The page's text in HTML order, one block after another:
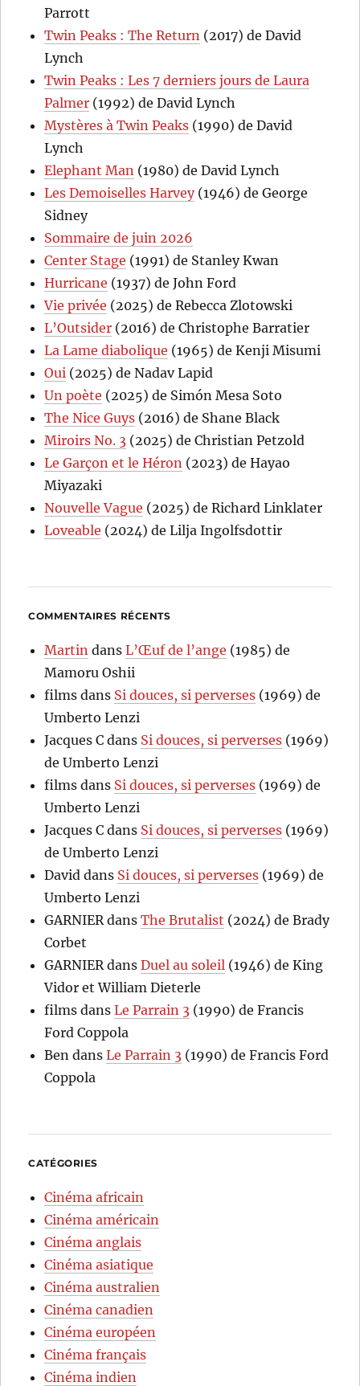
Parrott
Twin Peaks : The Return (2017) de David
Lynch
Twin Peaks : Les 7 derniers jours de Laura
Palmer (1992) de David Lynch
Mystères à Twin Peaks (1990) de David
Lynch
Elephant Man (1980) de David Lynch
Les Demoiselles Harvey(1946) de George
Sidney
Sommaire de juin 2026
Center Stage (1991) de Stanley Kwan
Hurricane (1937) de John Ford
Vie privée (2025) de Rebecca Zlotowski
L’Outsider (2016) de Christophe Barratier
La Lame diabolique (1965) de Kenji Misumi
Oui (2025) de Nadav Lapid
Un poète (2025) de Simón Mesa Soto
The Nice Guys (2016) de Shane Black
Miroirs No. 3 (2025) de Christian Petzold
Le Garçon et le Héron (2023) de Hayao
Miyazaki
Nouvelle Vague (2025) de Richard Linklater
Loveable (2024) de Lilja Ingolfsdottir
COMMENTAIRES RÉCENTS
Martin dansL’Œuf de l’ange (1985) de
Mamoru Oshii
films dans Si douces, si perverses (1969) de
Umberto Lenzi
Jacques C dans Si douces, si perverses (1969)
de Umberto Lenzi
films dans Si douces, si perverses (1969) de
Umberto Lenzi
Jacques C dans Si douces, si perverses (1969)
de Umberto Lenzi
David dans Si douces, si perverses (1969) de
Umberto Lenzi
GARNIER dansThe Brutalist (2024) de Brady
Corbet
GARNIER dansDuel au soleil (1946) de King
Vidor et William Dieterle
films dansLe Parrain 3 (1990) de Francis
Ford Coppola
Ben dansLe Parrain 3 (1990) de Francis Ford
Coppola
CATÉGORIES
Cinéma africain
Cinéma américain
Cinéma anglais
Cinéma asiatique
Cinéma australien
Cinéma canadien
Cinéma européen
Cinéma français
Cinéma indien